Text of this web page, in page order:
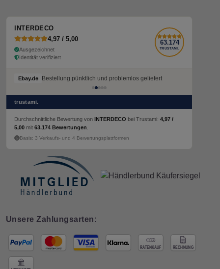
INTERDECO
4,97 / 5,00
Ausgezeichnet
Identität verifiziert
63.174
TRUSTAMI.
Ebay.de Bestellung pünktlich und problemlos geliefert
Ebay.de Bestellung pünktlich und problemlos geliefert
trustami.
Durchschnittliche Bewertung von INTERDECO bei Trustami: 4,97 /
5,00 mit 63.174 Bewertungen
Basis: 3 Verkaufs- und 4 Bewertungsplattformen
Unsere Zahlungsarten: